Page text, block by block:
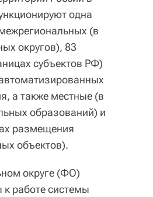
одна
(в
округов), 83
субъектов РФ)
а также местные (в
образований) и
размещения
объектов).
округе (ФО)
к работе системы